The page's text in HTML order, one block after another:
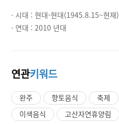
· 시대 :현대-현대(1945.8.15~현재)
· 연대 :2010 년대
연관키워드
완주 향토음식 축제
이색음식
고산자연휴양림